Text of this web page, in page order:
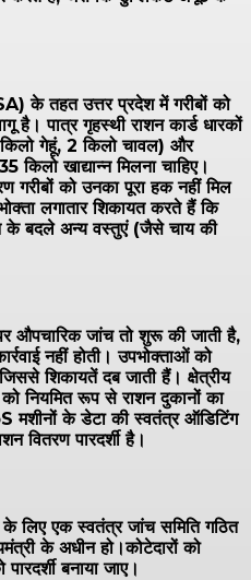
के तहत उत्तर प्रदेश में गरीबों को
है। पात्र गृहस्थी राशन कार्ड धारकों
किलो गेहूं, 2 किलो चावल) और
किलो खाद्यान्न मिलना चाहिए।
गरीबों को उनका पूरा हक नहीं मिल
लगातार शिकायत करते हैं कि
के बदले अन्य वस्तुएं (जैसे चाय की
पर औपचारिक जांच तो शुरू की जाती है,
नहीं होती। उपभोक्ताओं को
शिकायतें दब जाती हैं। क्षेत्रीय
को नियमित रूप से राशन दुकानों का
मशीनों के डेटा की स्वतंत्र ऑडिटिंग
वितरण पारदर्शी है।
के लिए एक स्वतंत्र जांच समिति गठित
के अधीन हो।कोटेदारों को
बनाया जाए।